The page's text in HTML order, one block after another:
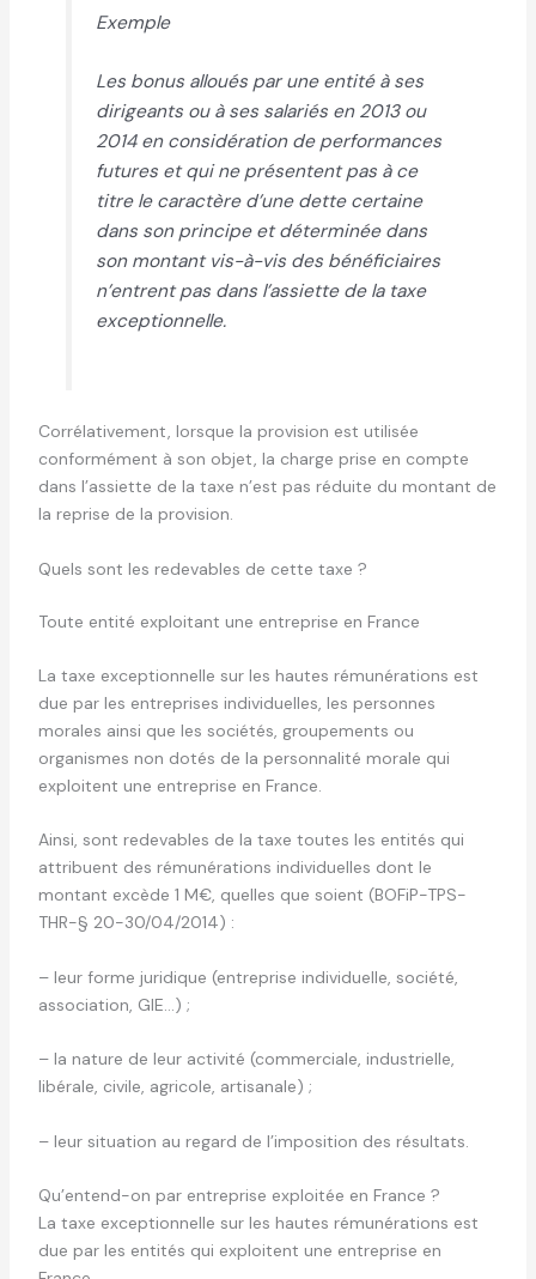
Exemple
Les bonus alloués par une entité à ses
dirigeants ou à ses salariés en 2013 ou
2014 en considération de performances
futures et qui ne présentent pas à ce
titre le caractère d’une dette certaine
dans son principe et déterminée dans
son montant vis-à-vis des bénéficiaires
n’entrent pas dans l’assiette de la taxe
exceptionnelle.
Corrélativement, lorsque la provision est utilisée
conformément à son objet, la charge prise en compte
dans l’assiette de la taxe n’est pas réduite du montant de
la reprise de la provision.
Quels sont les redevables de cette taxe ?
Toute entité exploitant une entreprise en France
La taxe exceptionnelle sur les hautes rémunérations est
due par les entreprises individuelles, les personnes
morales ainsi que les sociétés, groupements ou
organismes non dotés de la personnalité morale qui
exploitent une entreprise en France.
Ainsi, sont redevables de la taxe toutes les entités qui
attribuent des rémunérations individuelles dont le
montant excède 1 M€, quelles que soient (BOFiP-TPS-
THR-§ 20-30/04/2014) :
– leur forme juridique (entreprise individuelle, société,
association, GIE…) ;
– la nature de leur activité (commerciale, industrielle,
libérale, civile, agricole, artisanale) ;
– leur situation au regard de l’imposition des résultats.
Qu’entend-on par entreprise exploitée en France ?
La taxe exceptionnelle sur les hautes rémunérations est
due par les entités qui exploitent une entreprise en